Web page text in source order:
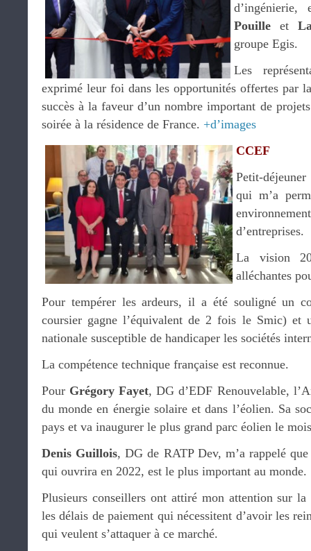
Pouille et
groupe Egis.
Les
exprimé leur foi dans les opportunités offertes par
succès à la faveur d’un nombre important de
soirée à la résidence de France. +d’images
CCEF
Petit-
qui m’a
d’entreprises.
La vision
alléchantes
Pour tempérer les ardeurs, il a été souligné un
coursier gagne l’équivalent de 2 fois le Smic) et
nationale susceptible de handicaper les sociétés
La compétence technique française est reconnue.
Pour Grégory Fayet, DG d’EDF Renouvelable,
du monde en énergie solaire et dans l’éolien. Sa
pays et va inaugurer le plus grand parc éolien le
Denis Guillois, DG de RATP Dev, m’a rappelé
qui ouvrira en 2022, est le plus important au monde.
Plusieurs conseillers ont attiré mon attention sur la
les délais de paiement qui nécessitent d’avoir les
qui veulent s’attaquer à ce marché.